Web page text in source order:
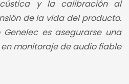
y la calibración al
de la vida del producto.
es asegurarse una
monitoraje de audio fiable